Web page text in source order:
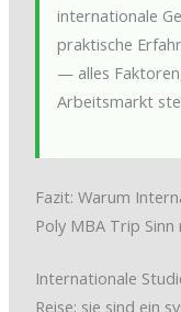
internationale
praktische
— alles
Arbeitsmarkt
Fazit: Warum
Poly MBA Trip Sinn
Internationale
Reise; sie sind ein